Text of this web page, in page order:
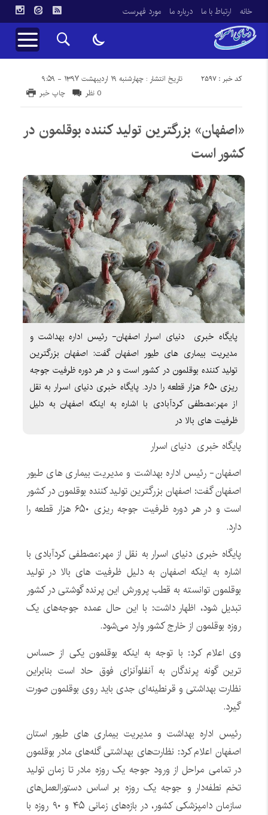
خانه ارتباط با ما درباره ما مورد فهرست
تاریخ انتشار : چهارشنبه ۱۹ اردیبهشت ۱۳۹۷ - ۹:۵۹ کد خبر : 2597
چاپ خبر 0 نظر
«اصفهان» بزرگترین تولید کننده بوقلمون در
کشور است
پایگاه خبری دنیای اسرار اصفهان- رئیس اداره بهداشت و
مدیریت بیماری های طیور اصفهان گفت: اصفهان بزرگترین
تولید کننده بوقلمون در کشور است و در هر دوره ظرفیت جوجه
ریزی ۶۵۰ هزار قطعه را دارد. پایگاه خبری دنیای اسرار به نقل
از مهر:مصطفی کردآبادی با اشاره به اینکه اصفهان به دلیل
ظرفیت های بالا در
پایگاه خبری دنیای اسرار
اصفهان- رئیس اداره بهداشت و مدیریت بیماری های طیور
اصفهان گفت: اصفهان بزرگترین تولید کننده بوقلمون در کشور
است و در هر دوره ظرفیت جوجه ریزی ۶۵۰ هزار قطعه را
دارد.
پایگاه خبری دنیای اسرار به نقل از مهر:مصطفی کردآبادی با
اشاره به اینکه اصفهان به دلیل ظرفیت های بالا در تولید
بوقلمون توانسته به قطب پرورش این پرنده گوشتی در کشور
تبدیل شود، اظهار داشت: با این حال عمده جوجه‌های یک
روزه بوقلمون از خارج کشور وارد می‌شود.
وی اعلام کرد: با توجه به اینکه بوقلمون یکی از حساس
ترین گونه پرندگان به آنفلوآنزای فوق حاد است بنابراین
نظارت بهداشتی و قرنطینه‌ای جدی باید روی بوقلمون صورت
گیرد.
رئیس اداره بهداشت و مدیریت بیماری های طیور استان
اصفهان اعلام کرد: نظارت‌های بهداشتی گله‌های مادر بوقلمون
در تمامی مراحل از ورود جوجه یک روزه مادر تا زمان تولید
تخم نطفه‌دار و جوجه یک روزه بر اساس دستورالعمل‌های
سازمان دامپزشکی کشور، در بازه‌های زمانی ۴۵ و ۹۰ روزه با